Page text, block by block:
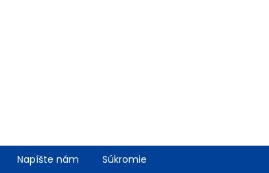
Napíšte nám Súkromie